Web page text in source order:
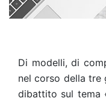
Di modelli, di
nel corso della
dibattito sul tema